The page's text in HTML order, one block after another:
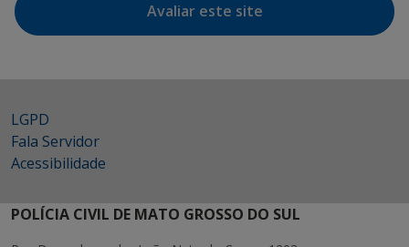
Avaliar este site
LGPD
Fala Servidor
Acessibilidade
POLÍCIA CIVIL DE MATO GROSSO DO SUL